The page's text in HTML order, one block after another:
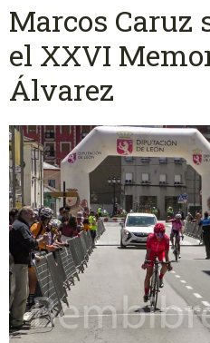
Marcos Caruz
el XXVI
Álvarez